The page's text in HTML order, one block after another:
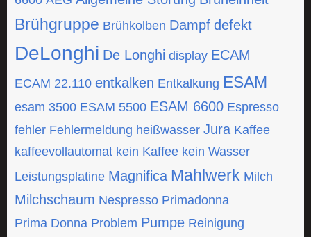
Brühgruppe Brühkolben Dampf defekt
DeLonghi De Longhi display ECAM
ECAM 22.110 entkalken Entkalkung ESAM
esam 3500 ESAM 5500 ESAM 6600 Espresso
fehler Fehlermeldung heißwasser Jura Kaffee
kaffeevollautomat kein Kaffee kein Wasser
Leistungsplatine Magnifica Mahlwerk Milch
Milchschaum Nespresso Primadonna
Prima Donna Problem Pumpe Reinigung